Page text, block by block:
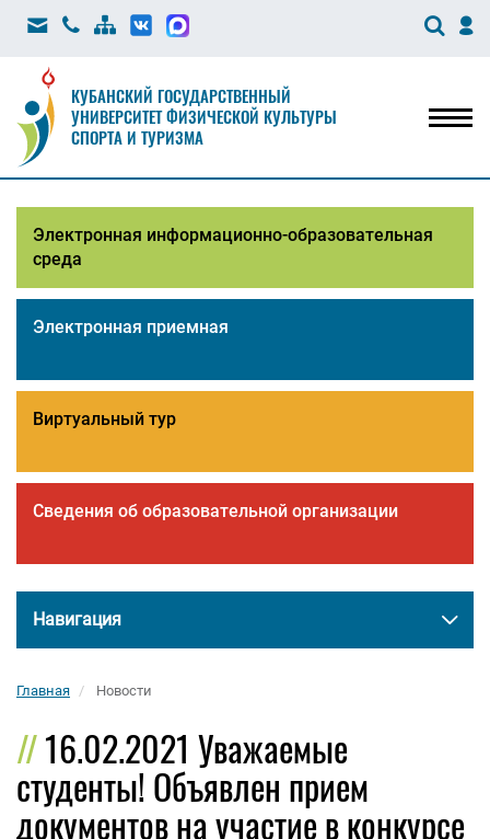
КУБАНСКИЙ ГОСУДАРСТВЕННЫЙ
УНИВЕРСИТЕТ ФИЗИЧЕСКОЙ КУЛЬТУРЫ
СПОРТА И ТУРИЗМА
Электронная информационно-образовательная
среда
Электронная приемная
Виртуальный тур
Сведения об образовательной организации
Навигация
Главная Новости
16.02.2021 Уважаемые
студенты! Объявлен прием
документов на участие в конкурсе